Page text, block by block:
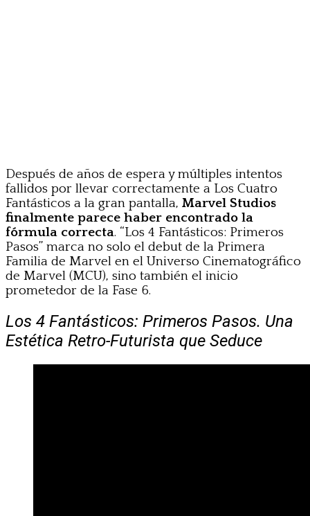
Después de años de espera y múltiples intentos
fallidos por llevar correctamente a Los Cuatro
Fantásticos a la gran pantalla, Marvel Studios
finalmente parece haber encontrado la
fórmula correcta. “Los 4 Fantásticos: Primeros
Pasos” marca no solo el debut de la Primera
Familia de Marvel en el Universo Cinematográfico
de Marvel (MCU), sino también el inicio
prometedor de la Fase 6.
Los 4 Fantásticos: Primeros Pasos. Una
Estética Retro-Futurista que Seduce